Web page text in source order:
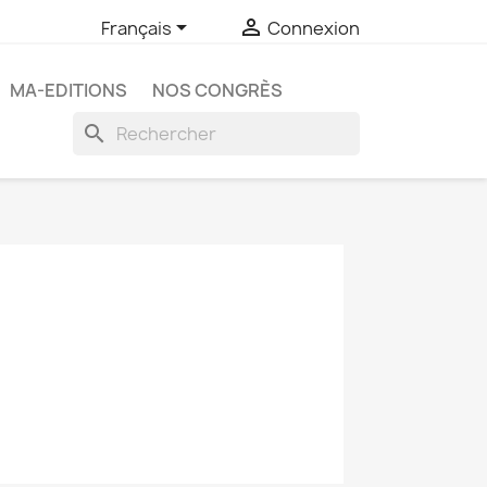
Français  Connexion
MA-EDITIONS NOS CONGRÈS
search